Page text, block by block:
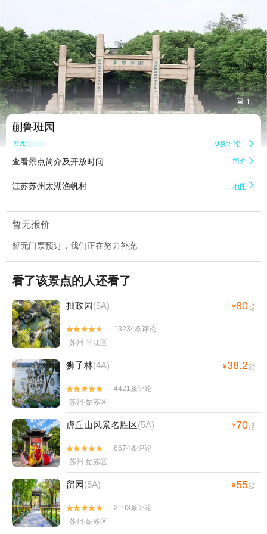
 1
蒯鲁班园
暂无点评 0条评论 
查看景点简介及开放时间 简介 
江苏苏州太湖渔帆村 地图 
暂无报价
暂无门票预订，我们正在努力补充
看了该景点的人还看了
拙政园(5A) ¥80起


13234条评论
苏州·平江区
狮子林(4A) ¥38.2起


4421条评论
苏州·姑苏区
虎丘山风景名胜区(5A) ¥70起


6674条评论
苏州·姑苏区
留园(5A) ¥55起


2193条评论
苏州·姑苏区